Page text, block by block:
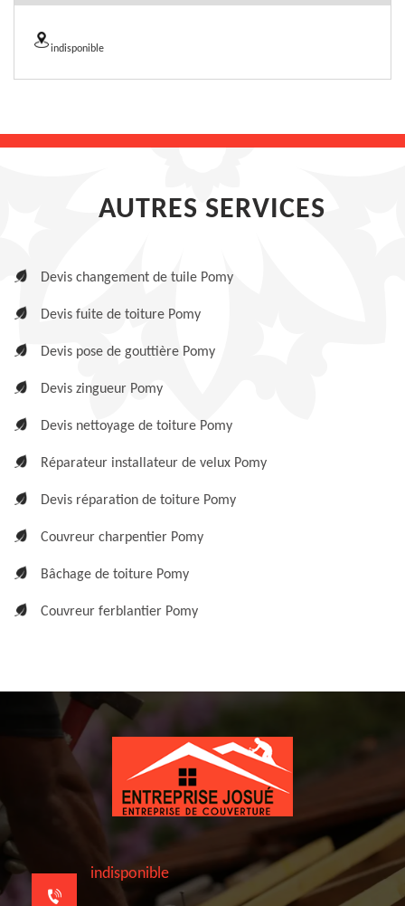
indisponible
AUTRES SERVICES
Devis changement de tuile Pomy
Devis fuite de toiture Pomy
Devis pose de gouttière Pomy
Devis zingueur Pomy
Devis nettoyage de toiture Pomy
Réparateur installateur de velux Pomy
Devis réparation de toiture Pomy
Couvreur charpentier Pomy
Bâchage de toiture Pomy
Couvreur ferblantier Pomy
indisponible